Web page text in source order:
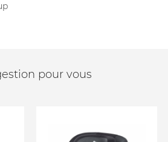
pour vous